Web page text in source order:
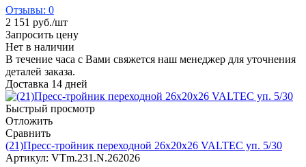
Отзывы: 0
2 151 руб./шт
Запросить цену
Нет в наличии
В течение часа с Вами свяжется наш менеджер для уточнения
деталей заказа.
Доставка 14 дней
Быстрый просмотр
Отложить
Сравнить
(21)Пресс-тройник переходной 26х20х26 VALTEC уп. 5/30
Артикул: VTm.231.N.262026